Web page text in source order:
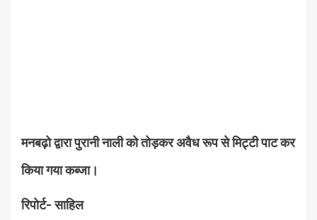
मनबढ़ो द्वारा पुरानी नाली को तोड़कर अवैध रूप से मिट्टी पाट कर
किया गया कब्जा।
रिपोर्ट- साहिल